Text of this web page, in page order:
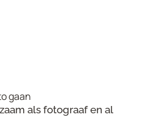
gaan
als fotograaf en al